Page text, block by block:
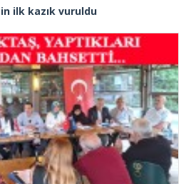
ilk kazık vuruldu